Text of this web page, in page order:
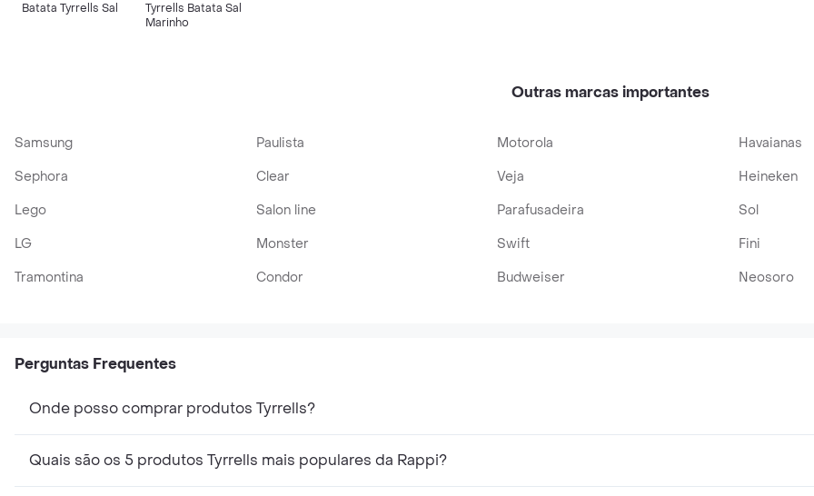
Batata Tyrrells Sal
Tyrrells Batata Sal
Marinho
Outras marcas importantes
Samsung Paulista Motorola Havaianas
Sephora
Clear Veja Heineken
Lego
Salon line Parafusadeira Sol
LG
Monster Swift Fini
Tramontina
Condor Budweiser Neosoro
Perguntas Frequentes
Onde posso comprar produtos Tyrrells?
Quais são os 5 produtos Tyrrells mais populares da Rappi?